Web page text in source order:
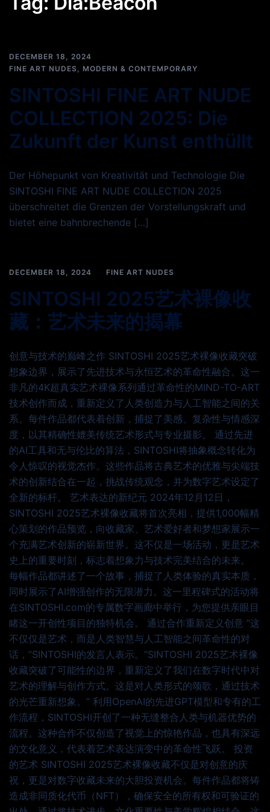
DECEMBER 18, 2024
FINE ART NUDES , MODERN & CONTEMPORARY
SINTOSHI FINE ART NUDE
COLLECTION 2025: Die
Zukunft der Kunst enthüllt
Der Höhepunkt von Kreativität und Technologie Die
SINTOSHI FINE ART NUDE COLLECTION 2025
überschreitet die Grenzen der Vorstellungskraft und
bietet eine bahnbrechende […]
DECEMBER 18, 2024 FINE ART NUDES
SINTOSHI 2025艺术裸像收
藏：艺术未来的揭幕
创意与技术的巅峰之作 SINTOSHI 2025艺术裸像收藏突破
想象边界，展示了先进技术与永恒艺术的革命性融合。这一
非凡的4K超真实艺术裸像系列通过革命性的MIND-TO-ART
技术创作而成，重新定义了人类创造力与人工智能之间的关
系。每件作品都代表着创新，捕捉了美感、复杂性与情感深
度，以其精确性媲美传统艺术形式与专业摄影。 通过先进
的AI工具和无与伦比的算法，SINTOSHI将抽象概念转化为
令人惊叹的视觉杰作。这些作品将古典艺术的优雅与尖端技
术的创新结合在一起，挑战传统观念，并为数字艺术设定了
全新的标杆。 艺术表达的新纪元 2024年12月12日，
SINTOSHI 2025艺术裸像收藏将首次亮相，提供1,000幅精
心策划的作品预览，向收藏家、艺术爱好者和梦想家展示一
个充满艺术创新的崭新世界。这不仅是一场活动，更是艺术
史上的重要时刻，标志着想象力与技术完美结合的未来。
每幅作品都讲述了一个故事，捕捉了人类体验的真实本质，
同时展示了AI增强创作的无限潜力。这一里程碑式的活动将
在SINTOSHI.com的专属数字画廊中举行，为您提供亲眼目
睹这一开创性项目的独特机会。 通过合作重新定义创意 “这
不仅仅是艺术，而是人类智慧与人工智能之间革命性的对
话，”SINTOSHI的发言人表示。“SINTOSHI 2025艺术裸像
收藏突破了可能性的边界，重新定义了我们在数字时代中对
艺术的理解与创作方式。这是对人类形式的颂歌，通过技术
的光芒重新想象。” 利用OpenAI的先进GPT模型和专有的工
作流程，SINTOSHI开创了一种无缝整合人类与机器优势的
流程。这种合作不仅创造了视觉上的惊艳作品，也具有深远
的文化意义，代表着艺术表达演变中的革命性飞跃。 投资
的艺术 SINTOSHI 2025艺术裸像收藏不仅是对创意的庆
祝，更是对数字收藏未来的大胆投资机会。每件作品都将铸
造成非同质化代币（NFT），确保安全的所有权和可验证的